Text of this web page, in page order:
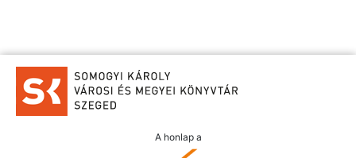
A honlap a